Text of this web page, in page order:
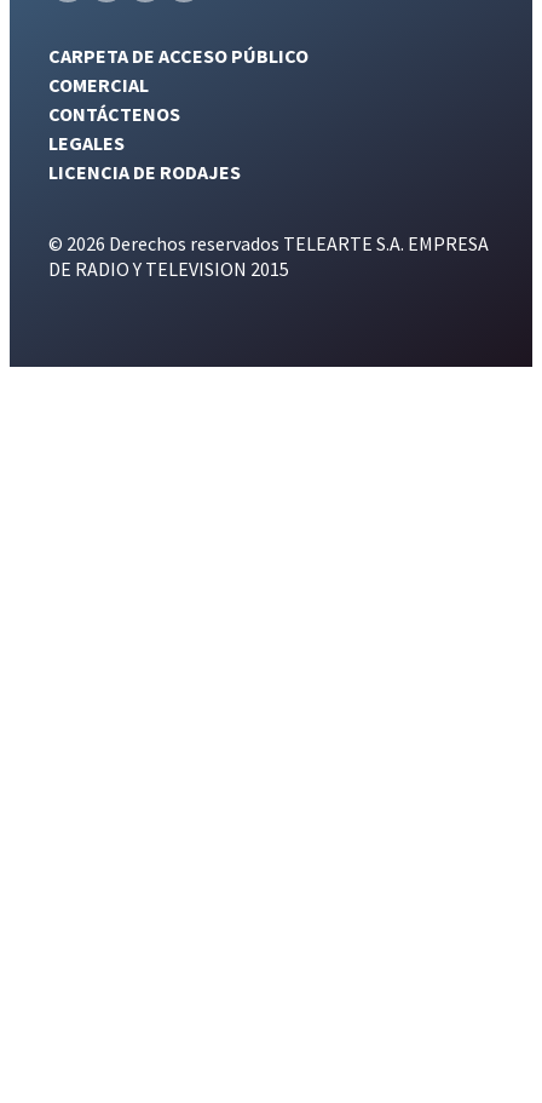
CARPETA DE ACCESO PÚBLICO
COMERCIAL
CONTÁCTENOS
LEGALES
LICENCIA DE RODAJES
© 2026 Derechos reservados TELEARTE S.A. EMPRESA
DE RADIO Y TELEVISION 2015